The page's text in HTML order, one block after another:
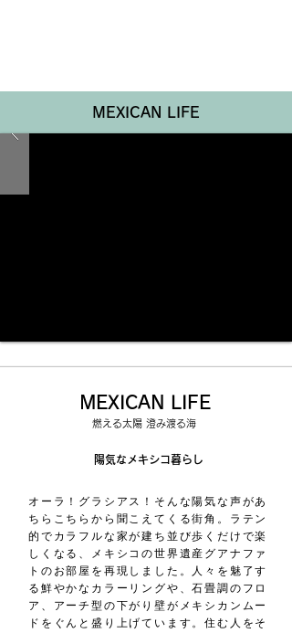
MEXICAN LIFE
MEXICAN LIFE
燃える太陽 澄み渡る海
陽気なメキシコ暮らし
オーラ！グラシアス！そんな陽気な声があ
ちらこちらから聞こえてくる街角。ラテン
的でカラフルな家が建ち並び歩くだけで楽
しくなる、メキシコの世界遺産グアナファ
トのお部屋を再現しました。人々を魅了す
る鮮やかなカラーリングや、石畳調のフロ
ア、アーチ型の下がり壁がメキシカンムー
ドをぐんと盛り上げています。住む人をそ